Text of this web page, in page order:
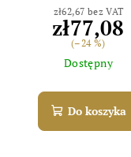
zł62,67 bez VAT
zł77,08
(–24 %)
Dostępny
Do koszyka